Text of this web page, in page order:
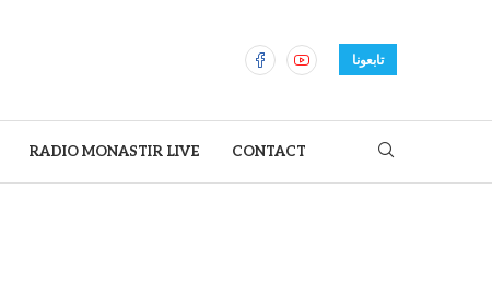
تابعونا
RADIO MONASTIR LIVE CONTACT